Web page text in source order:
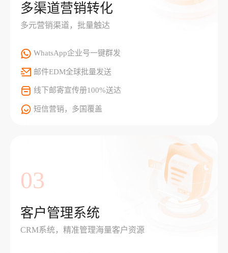
多渠道营销转化
多元营销渠道，批量触达
WhatsApp企业号一键群发
邮件EDM全球批量发送
线下邮寄宣传册100%送达
短信营销，多国覆盖
03
客户管理系统
CRM系统，精准管理海量客户资源